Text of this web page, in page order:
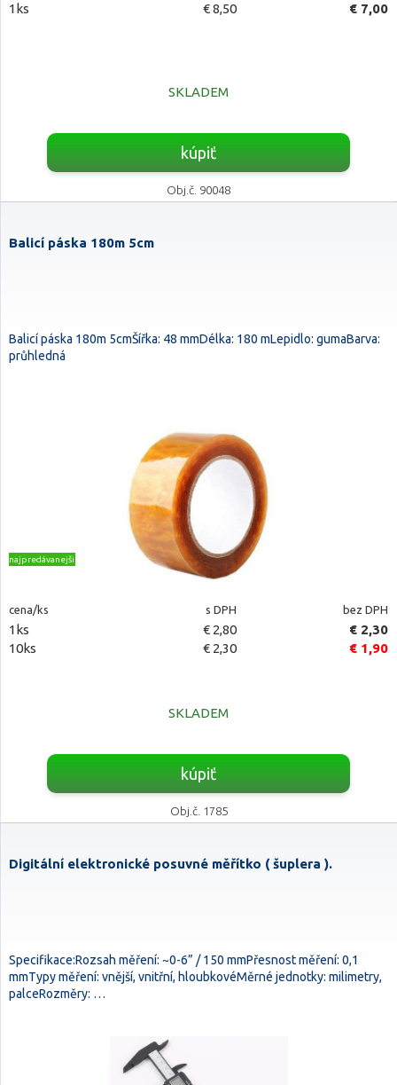
1ks € 8,50 € 7,00
SKLADEM
kúpiť
Obj.č. 90048
Balicí páska 180m 5cm
Balicí páska 180m 5cmŠířka: 48 mmDélka: 180 mLepidlo: gumaBarva:
průhledná
najpredávanejšie
cena/ks s DPH bez DPH
1ks € 2,80
€ 2,30
10ks
€ 2,30 € 1,90
SKLADEM
kúpiť
Obj.č. 1785
Digitální elektronické posuvné měřítko ( šuplera ).
Specifikace:Rozsah měření: ~0-6” / 150 mmPřesnost měření: 0,1
mmTypy měření: vnější, vnitřní, hloubkovéMěrné jednotky: milimetry,
palceRozměry: …